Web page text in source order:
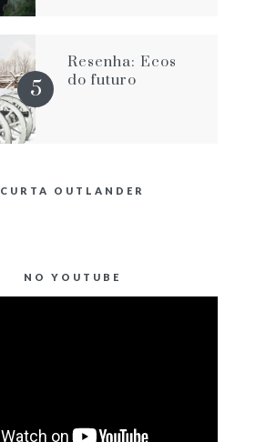
Resenha: Ecos
do futuro
CURTA OUTLANDER
NO YOUTUBE